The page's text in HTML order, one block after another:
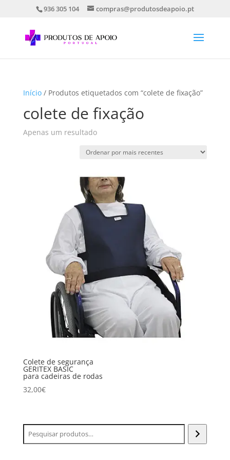
936 305 104 compras@produtosdeapoio.pt
Início/ Produtos etiquetados com “colete de fixação”
colete de fixação
Apenas um resultado
Colete de segurança
GERITEX BASIC
para cadeiras de rodas
32,00€